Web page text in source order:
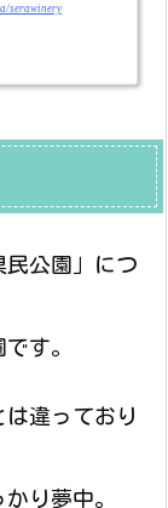
serawinery
民公園」につ
す。
違っており
り夢中。